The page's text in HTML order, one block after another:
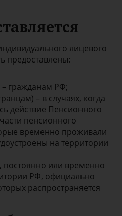
лицевого
предоставлены:
гражданам РФ;
– в случаях, когда
действие Пенсионного
пенсионного
временно проживали
на территории
постоянно или временно
РФ, официально
распространяется